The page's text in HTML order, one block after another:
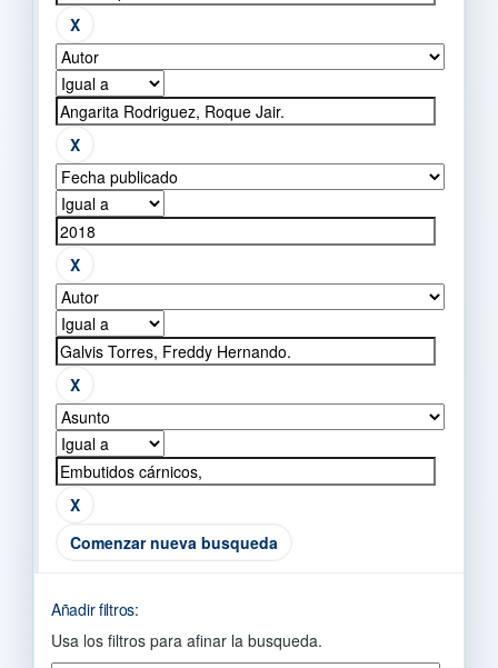
Comenzar nueva busqueda
Añadir filtros:
Usa los filtros para afinar la busqueda.